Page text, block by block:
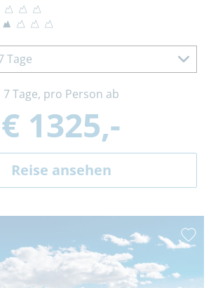
Tage
7 Tage, pro Person ab
€ 1325,-
Reise ansehen